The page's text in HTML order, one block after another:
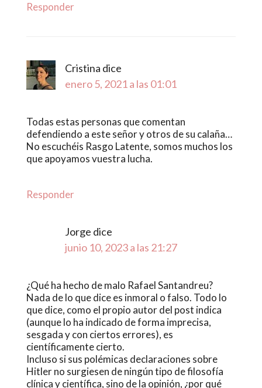
Responder
Cristina dice
enero 5, 2021 a las 01:01
Todas estas personas que comentan
defendiendo a este señor y otros de su calaña…
No escuchéis Rasgo Latente, somos muchos los
que apoyamos vuestra lucha.
Responder
Jorge dice
junio 10, 2023 a las 21:27
¿Qué ha hecho de malo Rafael Santandreu?
Nada de lo que dice es inmoral o falso. Todo lo
que dice, como el propio autor del post indica
(aunque lo ha indicado de forma imprecisa,
sesgada y con ciertos errores), es
científicamente cierto.
Incluso si sus polémicas declaraciones sobre
Hitler no surgiesen de ningún tipo de filosofía
clínica y científica, sino de la opinión, ¿por qué